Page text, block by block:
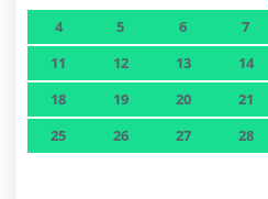
4
5 6 7
11
12 13 14
18
19 20 21
25
26 27 28